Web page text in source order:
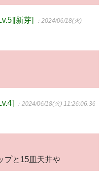
新芽] ：2024/06/18(火)
：2024/06/18(火) 11:26:06.36
プと15皿天井や